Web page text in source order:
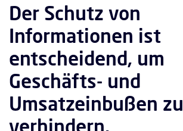
Der Schutz von
Informationen ist
entscheidend, um
Geschäfts- und
Umsatzeinbußen zu